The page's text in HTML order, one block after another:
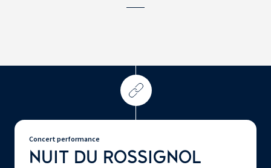
Concert performance
NUIT DU ROSSIGNOL